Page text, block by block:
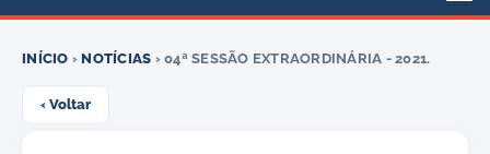
INÍCIO ›NOTÍCIAS › 04ª SESSÃO EXTRAORDINÁRIA - 2021.
‹ Voltar